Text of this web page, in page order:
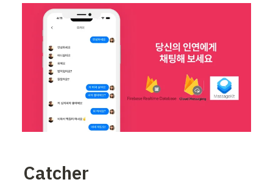
Catcher